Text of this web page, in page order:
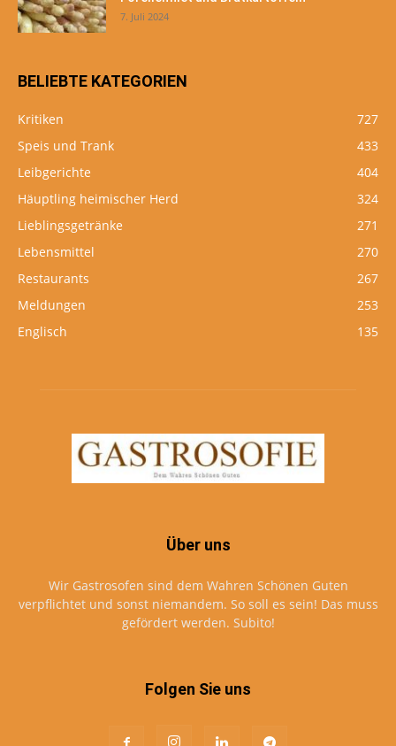
7. Juli 2024
BELIEBTE KATEGORIEN
Kritiken
727
Speis und Trank
433
Leibgerichte
404
Häuptling heimischer Herd
324
Lieblingsgetränke
271
Lebensmittel
270
Restaurants
267
Meldungen
253
Englisch
135
Über uns
Wir Gastrosofen sind dem Wahren Schönen Guten
verpflichtet und sonst niemandem. So soll es sein! Das muss
gefördert werden. Subito!
Folgen Sie uns